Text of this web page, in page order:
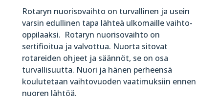
Rotaryn nuorisovaihto on turvallinen ja usein
varsin edullinen tapa lähteä ulkomaille vaihto-
oppilaaksi. Rotaryn nuorisovaihto on
sertifioitua ja valvottua. Nuorta sitovat
rotareiden ohjeet ja säännöt, se on osa
turvallisuutta. Nuori ja hänen perheensä
koulutetaan vaihtovuoden vaatimuksiin ennen
nuoren lähtöä.